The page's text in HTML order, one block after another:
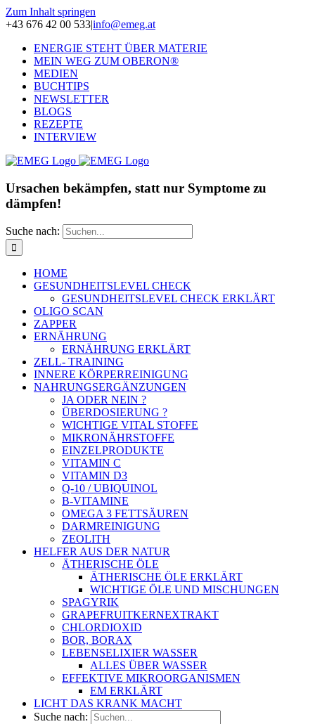
Zum Inhalt springen
+43 676 42 00 533|info@emeg.at
ENERGIE STEHT ÜBER MATERIE
MEIN WEG ZUM OBERON®
MEDIEN
BUCHTIPS
NEWSLETTER
BLOGS
REZEPTE
INTERVIEW
Ursachen bekämpfen, statt nur Symptome zu
dämpfen!
Suche nach:
HOME
GESUNDHEITSLEVEL CHECK
GESUNDHEITSLEVEL CHECK ERKLÄRT
OLIGO SCAN
ZAPPER
ERNÄHRUNG
ERNÄHRUNG ERKLÄRT
ZELL- TRAINING
INNERE KÖRPERREINIGUNG
NAHRUNGSERGÄNZUNGEN
JA ODER NEIN ?
ÜBERDOSIERUNG ?
WICHTIGE VITAL STOFFE
MIKRONÄHRSTOFFE
EINZELPRODUKTE
VITAMIN C
VITAMIN D3
Q-10 / UBIQUINOL
B-VITAMINE
OMEGA 3 FETTSÄUREN
DARMREINIGUNG
ZEOLITH
HELFER AUS DER NATUR
ÄTHERISCHE ÖLE
ÄTHERISCHE ÖLE ERKLÄRT
WICHTIGE ÖLE UND MISCHUNGEN
SPAGYRIK
GRAPEFRUITKERNEXTRAKT
CHLORDIOXID
BOR, BORAX
LEBENSELIXIER WASSER
ALLES ÜBER WASSER
EFFEKTIVE MIKROORGANISMEN
EM ERKLÄRT
LICHT DAS KRANK MACHT
Suche nach: